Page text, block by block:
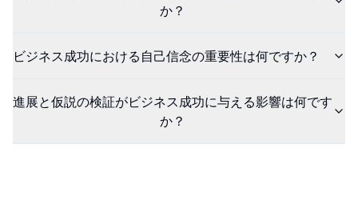
か？
ビジネス成功における自己信念の重要性は何ですか？
進展と仮説の検証がビジネス成功に与える影響は何です
か？